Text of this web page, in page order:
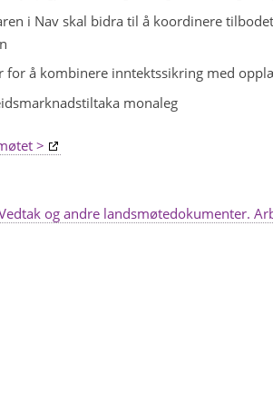
i Nav skal bidra til å koordinere
for å kombinere inntektssikring med
monaleg
>
og andre landsmøtedokumenter.